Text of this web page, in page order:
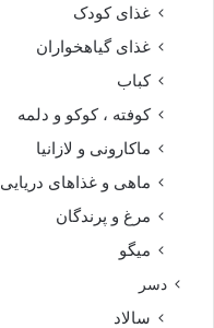
غذای کودک
غذای گیاهخواران
کباب
کوفته ، کوکو و دلمه
ماکارونی و لازانیا
ماهی و غذاهای دریایی
مرغ و پرندگان
میگو
دسر
سالاد